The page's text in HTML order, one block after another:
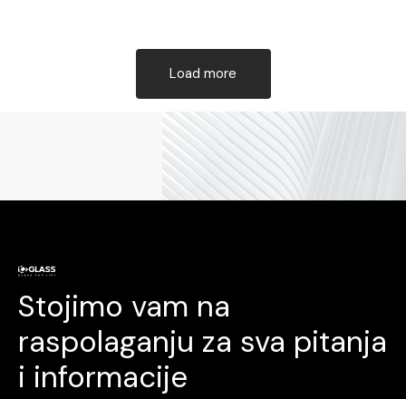
Load more
Stojimo vam na
raspolaganju za sva pitanja
i informacije